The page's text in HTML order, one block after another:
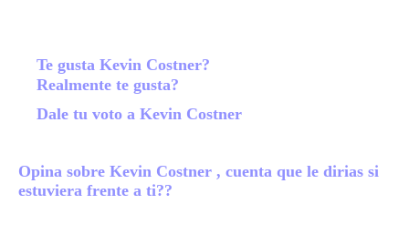
Te gusta Kevin Costner?
Realmente te gusta?
Dale tu voto a Kevin Costner
Opina sobre Kevin Costner , cuenta que le dirias si
estuviera frente a ti??